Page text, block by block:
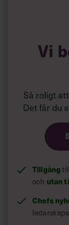
Vi
Så roligt
Det får du
Tillgång
och utan
Chefs